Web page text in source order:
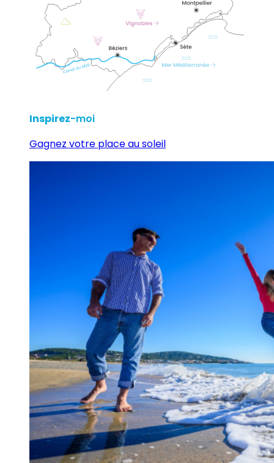
Inspirez-moi
Gagnez votre place au soleil